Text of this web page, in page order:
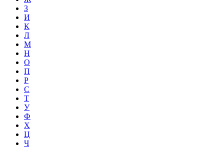
З
И
К
Л
М
Н
О
П
Р
С
Т
У
Ф
Х
Ц
Ч